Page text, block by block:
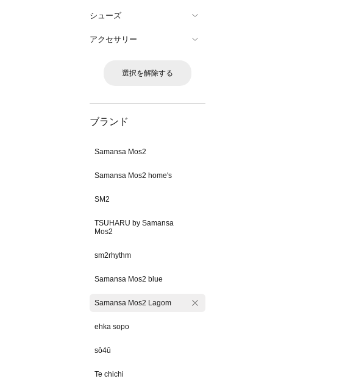
シューズ
アクセサリー
選択を解除する
ブランド
Samansa Mos2
Samansa Mos2 home's
SM2
TSUHARU by Samansa
Mos2
sm2rhythm
Samansa Mos2 blue
Samansa Mos2 Lagom
ehka sopo
sō4ū
Te chichi